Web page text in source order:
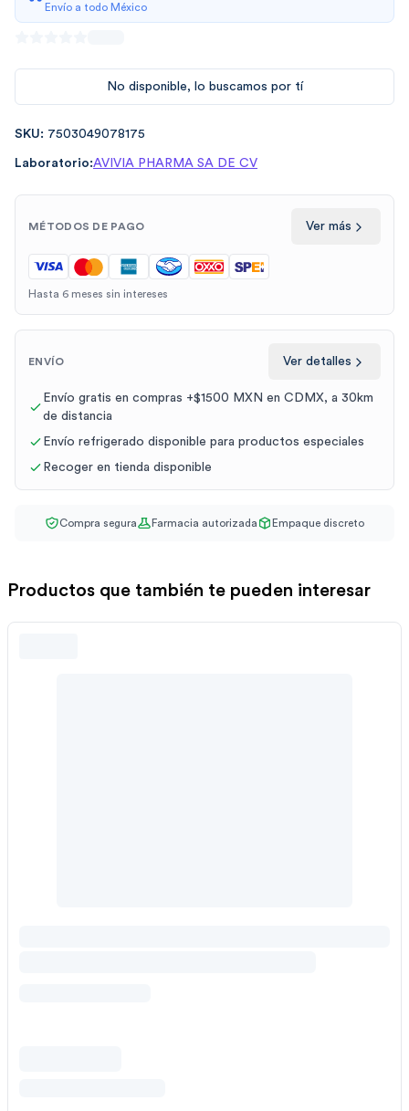
Envío a todo México
No disponible, lo buscamos por tí
SKU: 7503049078175
Laboratorio:AVIVIA PHARMA SA DE CV
MÉTODOS DE PAGO Ver más
Hasta 6 meses sin intereses
ENVÍO Ver detalles
Envío gratis en compras +$1500 MXN en CDMX, a 30km
de distancia
Envío refrigerado disponible para productos especiales
Recoger en tienda disponible
Compra segura Farmacia autorizada Empaque discreto
Productos que también te pueden interesar